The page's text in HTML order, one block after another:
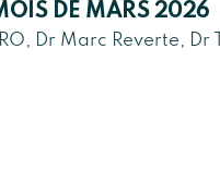
DE MARS 2026
Dr Marc Reverte, Dr